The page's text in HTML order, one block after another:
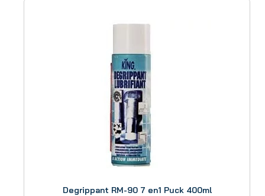
Degrippant RM-90 7 en1 Puck 400ml